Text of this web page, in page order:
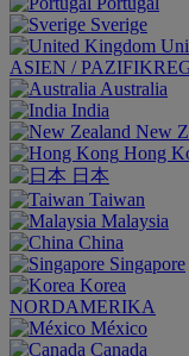
Sverige
ASIEN /
Australia
India
New
Hong
日本
Taiwan
Malaysia
China
Singapore
Korea
NORDAMERIKA
México
Canada